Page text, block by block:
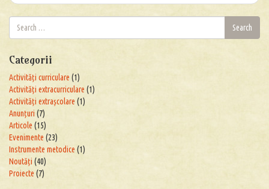
Search
for:
Search
Categorii
Activități curriculare (1)
Activități extracurriculare (1)
Activități extrașcolare (1)
Anunțuri (7)
Articole (15)
Evenimente (23)
Instrumente metodice (1)
Noutăți (40)
Proiecte (7)